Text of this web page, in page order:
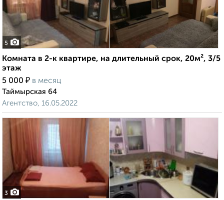
5
Комната в 2-к квартире, на длительный срок, 20м², 3/5
этаж
5 000 ₽ в месяц
Таймырская 64
Агентство, 16.05.2022
3